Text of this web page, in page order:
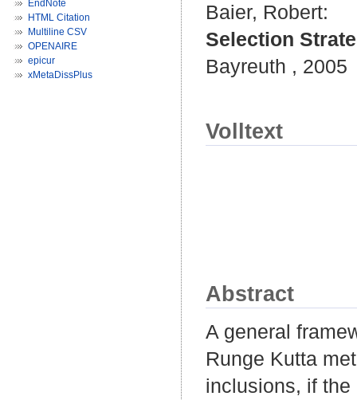
EndNote
HTML Citation
Multiline CSV
OPENAIRE
epicur
xMetaDissPlus
Baier, Robert:
Selection
Bayreuth , 2005
Volltext
Abstract
A general
Runge Kutta
inclusions, if